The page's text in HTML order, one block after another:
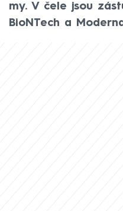
my. V čele jsou
BioNTech a